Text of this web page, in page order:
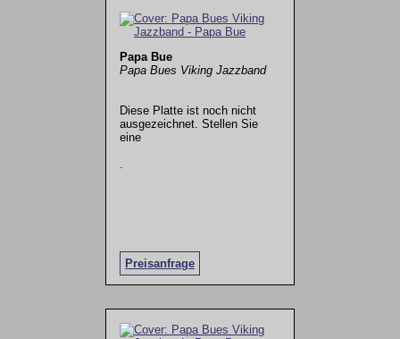
Papa Bue
Papa Bues Viking Jazzband
Diese Platte ist noch nicht
ausgezeichnet. Stellen Sie
eine
Preisanfrage